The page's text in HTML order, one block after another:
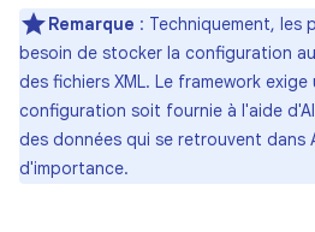
Remarque : Techniquement, les
besoin de stocker la configuration
des fichiers XML. Le framework
configuration soit fournie à l'aide
des données qui se retrouvent dans
d'importance.